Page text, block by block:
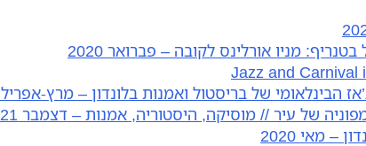
בטנריף: מניו אורלינס לקובה – פברואר 2020
Jazz and Carnival
הבינלאומי של בריסטול ואמנות בלונדון – מרץ-אפריל 2020
של עיר // מוסיקה, היסטוריה, אמנות – דצמבר 2021
– מאי 2020